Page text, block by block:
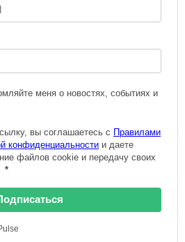
меня о новостях, событиях и
вы соглашаетесь с Правилами
конфиденциальности и даете
файлов cookie и передачу своих
*